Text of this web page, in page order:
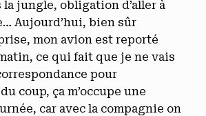
jungle, obligation d’aller à
Aujourd’hui, bien sûr
mon avion est reporté
ce qui fait que je ne vais
pour
coup, ça m’occupe une
car avec la compagnie on